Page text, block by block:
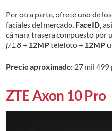
Por otra parte, ofrece uno de
faciales del mercado, FaceID,
cámara trasera compuesto por
f/1.8+ 12MPtelefoto + 12MP
Precio aproximado: 27 mil 499
ZTE Axon 10 Pro